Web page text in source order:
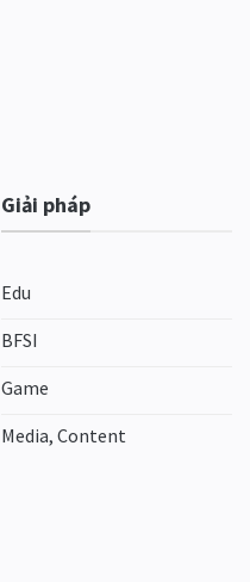
Giải pháp
Edu
BFSI
Game
Media, Content